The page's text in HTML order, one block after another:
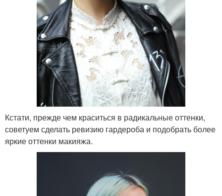
Кстати, прежде чем краситься в радикальные оттенки,
советуем сделать ревизию гардероба и подобрать более
яркие оттенки макияжа.